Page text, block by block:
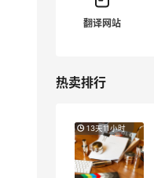
翻译网站
热卖排行
5折
3天20小时